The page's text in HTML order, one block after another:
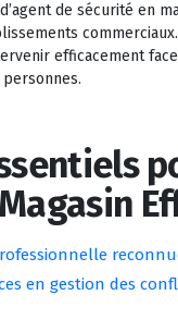
de sécurité en
efficacement
en gestion des